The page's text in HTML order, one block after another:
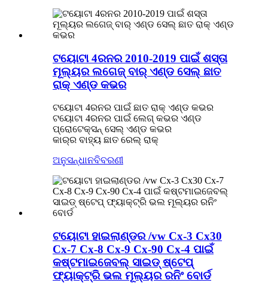
ଟୟୋଟା 4ରନର 2010-2019 ପାଇଁ ଶସ୍ତା
ମୂଲ୍ୟର ଲଗେଜ୍ ବାର୍ ଏଣ୍ଡ ସେଲ୍ ଛାତ
ରାକ୍ ଏଣ୍ଡ କଭର
ଟୟୋଟା 4ରନର ପାଇଁ ଛାତ ରାକ୍ ଏଣ୍ଡ କଭର
ଟୟୋଟା 4ରନର ପାଇଁ ଲେଗ୍ କଭର ଏଣ୍ଡ
ପ୍ରୋଟେକ୍ସନ୍ ସେଲ୍ ଏଣ୍ଡ କଭର
କାର୍‌ର ବାହ୍ୟ ଛାତ ରେଲ୍‌ ରାକ୍
ଅନୁସନ୍ଧାନବିବରଣୀ
ଟୟୋଟା ହାଇଲାଣ୍ଡର /vw Cx-3 Cx30
Cx-7 Cx-8 Cx-9 Cx-90 Cx-4 ପାଇଁ
କଷ୍ଟମାଇଜେବଲ୍ ସାଇଡ୍ ଷ୍ଟେପ୍
ଫ୍ୟାକ୍ଟ୍ରି ଭଲ ମୂଲ୍ୟର ରନିଂ ବୋର୍ଡ